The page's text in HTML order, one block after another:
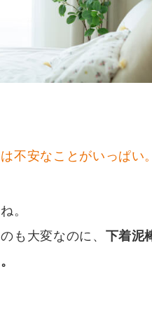
不安なことがいっぱい
。
も大変なのに、 下着泥